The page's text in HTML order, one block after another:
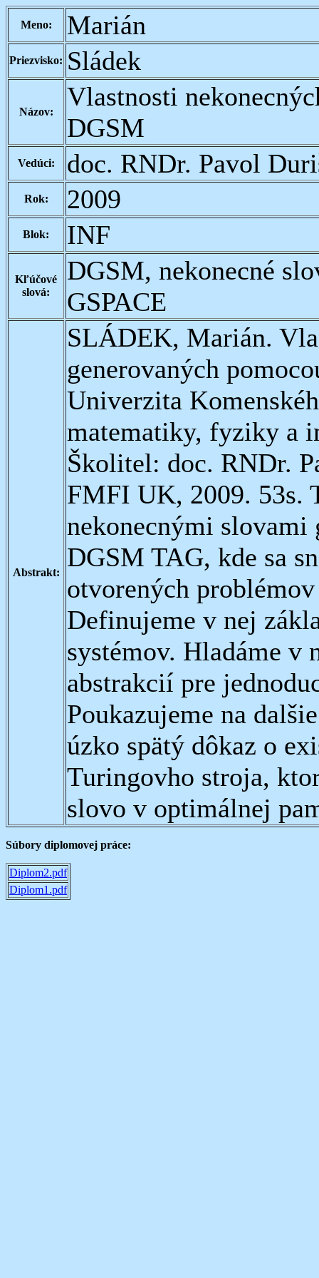
Meno: Marián
Priezvisko: Sládek
Názov:
Vlastnosti
DGSM
Vedúci: doc. RNDr. Pavol
Rok: 2009
Blok: INF
Kľúčové
slová:
DGSM, nekonecné
GSPACE
Abstrakt:
SLÁDEK, Marián.
generovaných
Univerzita
matematiky, fyziky a
Školitel: doc. RNDr.
FMFI UK, 2009. 53s.
nekonecnými slovami
DGSM TAG, kde sa
otvorených
Definujeme v nej
systémov. Hladáme v
abstrakcií pre
Poukazujeme na
úzko spätý dôkaz o
Turingovho stroja,
slovo v optimálnej
Súbory diplomovej práce:
Diplom2.pdf
Diplom1.pdf